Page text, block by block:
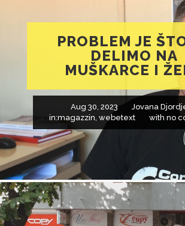
PROBLEM JE
DELIMO NA
MUŠKARCE I
Aug 30, 2023
Jovana
in:magazzin, webetext with no